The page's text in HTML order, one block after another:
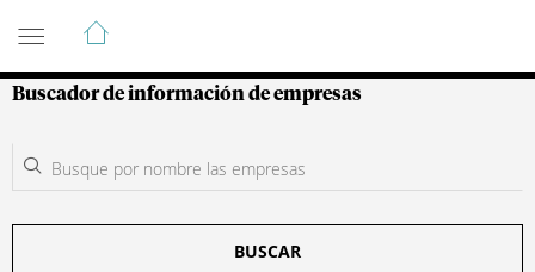
Guía de Empresas Colombianas
Buscador de información de empresas
BUSCAR